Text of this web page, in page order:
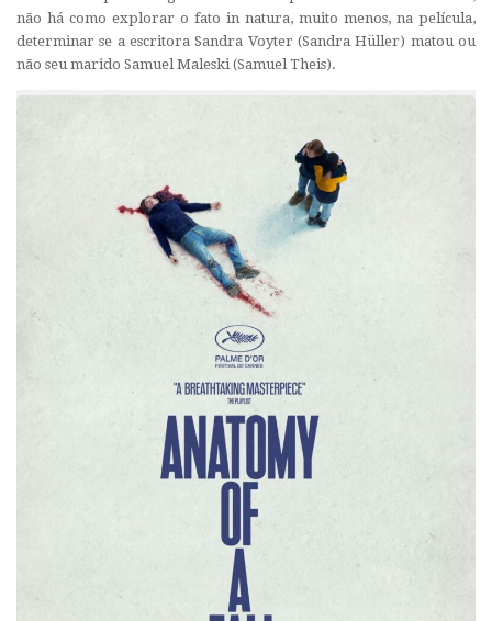
não há como explorar o fato in natura, muito menos, na película,
determinar se a escritora Sandra Voyter (Sandra Hüller) matou ou
não seu marido Samuel Maleski (Samuel Theis).